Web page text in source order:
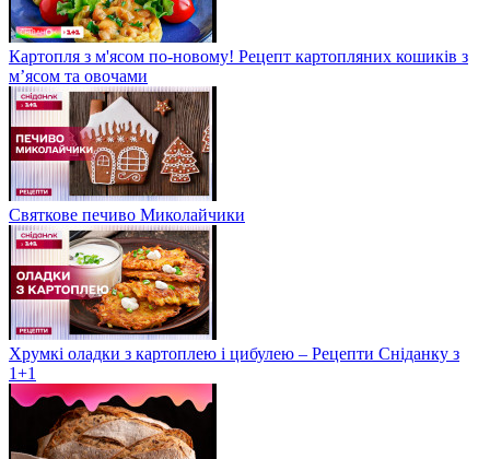
Картопля з м'ясом по-новому! Рецепт картопляних кошиків з
м’ясом та овочами
Святкове печиво Миколайчики
Хрумкі оладки з картоплею і цибулею – Рецепти Сніданку з
1+1